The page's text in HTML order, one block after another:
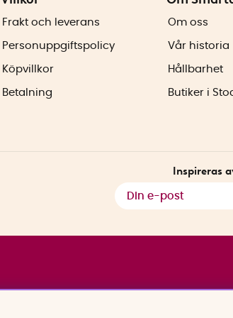
Frakt och leverans
Personuppgiftspolicy
Köpvillkor
Betalning
Om oss
Vår historia
Hållbarhet
Butiker i
Inspireras